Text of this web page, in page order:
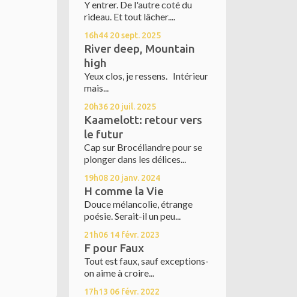
Y entrer. De l'autre coté du
rideau. Et tout lâcher....
16h44 20sept. 2025
River deep, Mountain
high
Yeux clos, je ressens. Intérieur
mais...
20h36 20 juil. 2025
Kaamelott: retour vers
le futur
Cap sur Brocéliandre pour se
plonger dans les délices...
19h08 20 janv. 2024
H comme la Vie
Douce mélancolie, étrange
poésie. Serait-il un peu...
21h06 14 févr. 2023
F pour Faux
Tout est faux, sauf exceptions-
on aime à croire...
17h13 06 févr. 2022